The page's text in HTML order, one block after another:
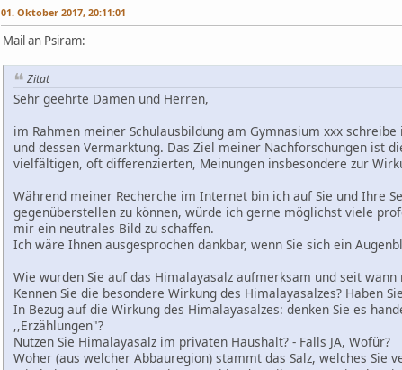
01. Oktober 2017, 20:11:01
Mail an Psiram:
Zitat
Sehr geehrte Damen und Herren,
im Rahmen meiner Schulausbildung am Gymnasium xxx
und dessen Vermarktung. Das Ziel meiner Nachforschungen ist
vielfältigen, oft differenzierten, Meinungen insbesondere zur
Während meiner Recherche im Internet bin ich auf Sie und Ihre
gegenüberstellen zu können, würde ich gerne möglichst viele
mir ein neutrales Bild zu schaffen.
Ich wäre Ihnen ausgesprochen dankbar, wenn Sie sich ein
Wie wurden Sie auf das Himalayasalz aufmerksam und seit wann
Kennen Sie die besondere Wirkung des Himalayasalzes? Haben
In Bezug auf die Wirkung des Himalayasalzes: denken Sie es
,,Erzählungen"?
Nutzen Sie Himalayasalz im privaten Haushalt? - Falls JA, Wofür?
Woher (aus welcher Abbauregion) stammt das Salz, welches Sie